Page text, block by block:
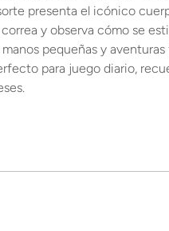
presenta el icónico
y observa cómo se
manos pequeñas y
para juego diario,